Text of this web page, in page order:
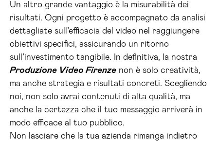
Un altro grande vantaggio è la misurabilità dei
risultati. Ogni progetto è accompagnato da analisi
dettagliate sull’efficacia del video nel raggiungere
obiettivi specifici, assicurando un ritorno
sull’investimento tangibile. In definitiva, la nostra
Produzione Video Firenze non è solo creatività,
ma anche strategia e risultati concreti. Scegliendo
noi, non solo avrai contenuti di alta qualità, ma
anche la certezza che il tuo messaggio arriverà in
modo efficace al tuo pubblico.
Non lasciare che la tua azienda rimanga indietro